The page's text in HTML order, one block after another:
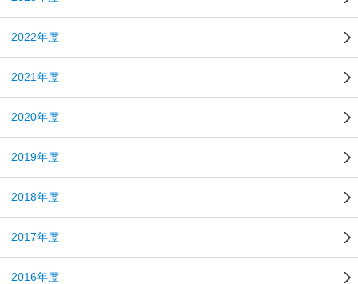
2022年度
2021年度
2020年度
2019年度
2018年度
2017年度
2016年度